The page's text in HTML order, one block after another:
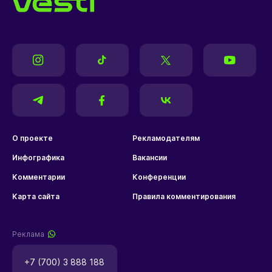
О проекте Рекламодателям
Инфографика Вакансии
Комментарии Конференции
Карта сайта Правила комментирования
Реклама
+7 (700) 3 888 188